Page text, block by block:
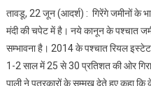
तावडू, 22 जून (आदर्श) : गिरेंगे जमीनों के
मंदी की चपेट में है। नये कानून के पश्चात
सम्भावना है। 2014 के पश्चात रियल
1-2 साल में 25 से 30 प्रतिशत की ओर
पाली ने पत्रकारों के सम्मुख देते हुए कहा